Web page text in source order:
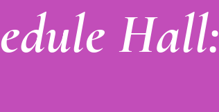
Hall: